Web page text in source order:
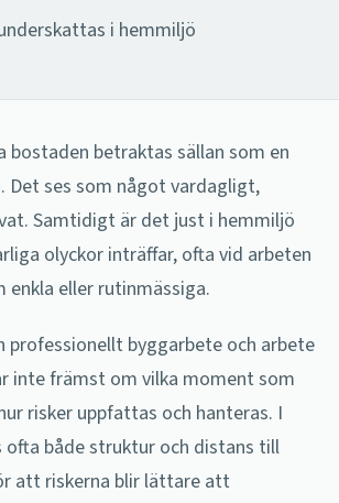
i hemmiljö
bostaden betraktas sällan som en
Det ses som något vardagligt,
Samtidigt är det just i hemmiljö
olyckor inträffar, ofta vid arbeten
enkla eller rutinmässiga.
professionellt byggarbete och arbete
inte främst om vilka moment som
risker uppfattas och hanteras. I
ofta både struktur och distans till
att riskerna blir lättare att